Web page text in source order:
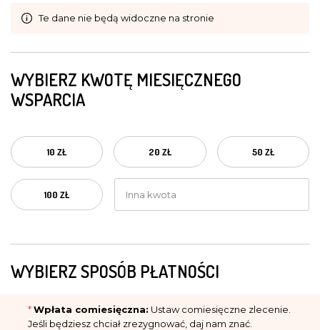
Te dane nie będą widoczne na stronie
WYBIERZ KWOTĘ MIESIĘCZNEGO
WSPARCIA
10 ZŁ 20 ZŁ 50 ZŁ
100 ZŁ
WYBIERZ SPOSÓB PŁATNOŚCI
*Wpłata comiesięczna: Ustaw comiesięczne zlecenie.
Jeśli będziesz chciał zrezygnować, daj nam znać.